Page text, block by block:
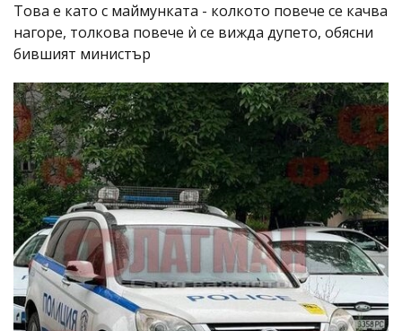
Това е като с маймунката - колкото повече се качва
нагоре, толкова повече ѝ се вижда дупето, обясни
бившият министър